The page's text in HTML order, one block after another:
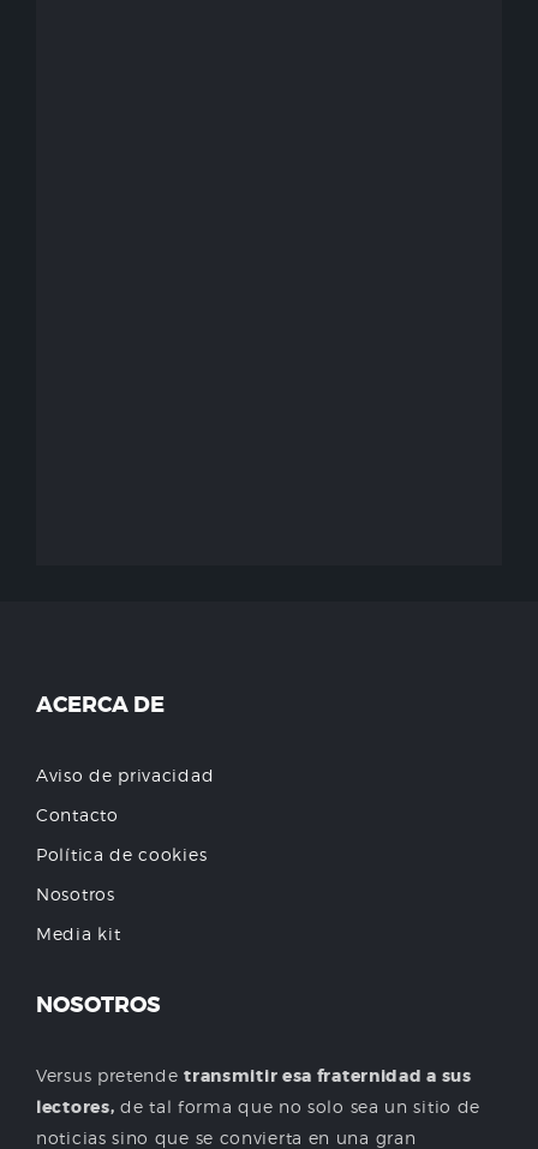
ACERCA DE
Aviso de privacidad
Contacto
Política de cookies
Nosotros
Media kit
NOSOTROS
Versus pretendetransmitir esa fraternidad a sus
lectores, de tal forma que no solo sea un sitio de
noticias sino que se convierta en una gran